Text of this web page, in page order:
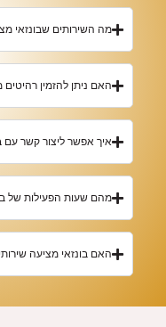
מה השירותים שבונזאי
האם ניתן להזמין
איך אפשר ליצור קשר עם
מהם שעות הפעילות של
האם בונזאי מציעה